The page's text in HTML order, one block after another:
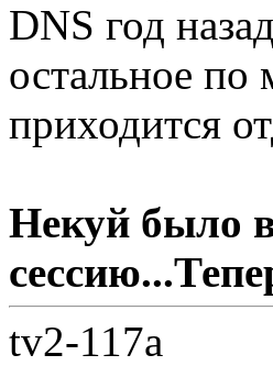
DNS год
остальное по
приходится
Некуй было
tv2-117a